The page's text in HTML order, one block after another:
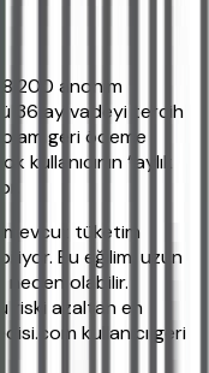
8.200 anonim
36 ay vadeyi tercih
geri ödeme
kullanıcının “aylık
mevcut tüketim
Bu eğilim, uzun
neden olabilir.
riski azaltan en
kullanıcı geri